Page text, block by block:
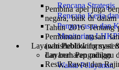
Rencana Strategis
Rencana Kerja
Pengawasan dan
Monitoring
Layanan PublikInformasi
Layanan Pengadilan
Waktu Pelayanan
Pembina apel juga
negara, baik di
Tahun 2016 Tentang
Pembinaan atasan
(whistleblowing
dan berharap minggu
Resik, Rawat dan